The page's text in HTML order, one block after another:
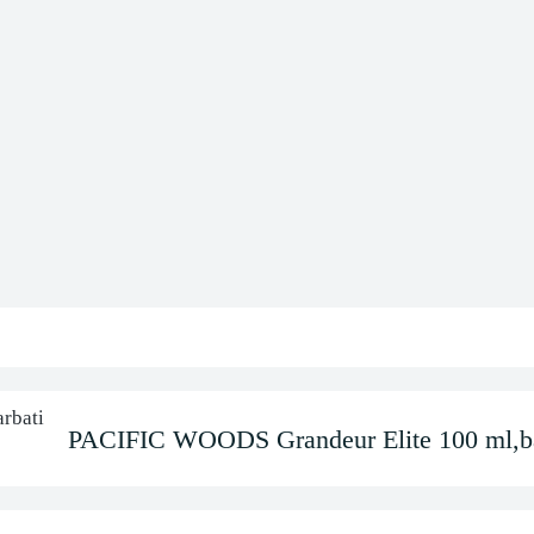
PACIFIC WOODS Grandeur Elite 100